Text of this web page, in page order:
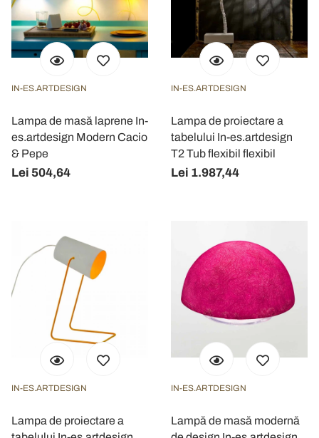
IN-ES.ARTDESIGN
Lampa de masă laprene In-
es.artdesign Modern Cacio
& Pepe
Lei 504,64
IN-ES.ARTDESIGN
Lampa de proiectare a
tabelului In-es.artdesign
T2 Tub flexibil flexibil
Lei 1.987,44
IN-ES.ARTDESIGN
Lampa de proiectare a
IN-ES.ARTDESIGN
Lampă de masă modernă